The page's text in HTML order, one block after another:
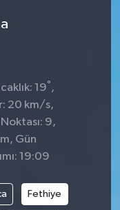
19° ,
20 km/s,
9,
Gün
19:09
Fethiye